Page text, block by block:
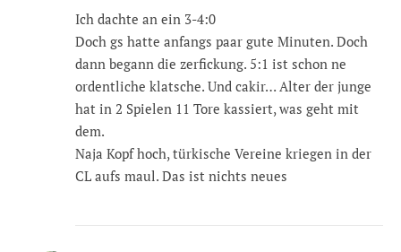
Ich dachte an ein 3-4:0
Doch gs hatte anfangs paar gute Minuten. Doch
dann begann die zerfickung. 5:1 ist schon ne
ordentliche klatsche. Und cakir… Alter der junge
hat in 2 Spielen 11 Tore kassiert, was geht mit
dem.
Naja Kopf hoch, türkische Vereine kriegen in der
CL aufs maul. Das ist nichts neues